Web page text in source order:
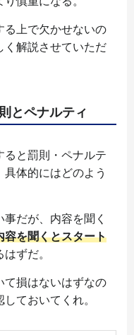
る上で欠かせないの
く解説させていただ
とペナルティ
ると罰則・ペナルテ
体的にはどのよう
だが、内容を聞く
容を聞くとスタート
はずだ。
て損はないはずなの
ておいてくれ。